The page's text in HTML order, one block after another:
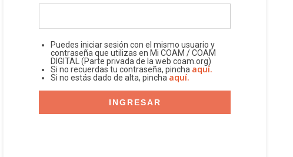
Puedes iniciar sesión con el mismo usuario y
contraseña que utilizas en Mi COAM / COAM
DIGITAL (Parte privada de la web coam.org)
Si no recuerdas tu contraseña, pincha aquí.
Si no estás dado de alta, pincha aquí.